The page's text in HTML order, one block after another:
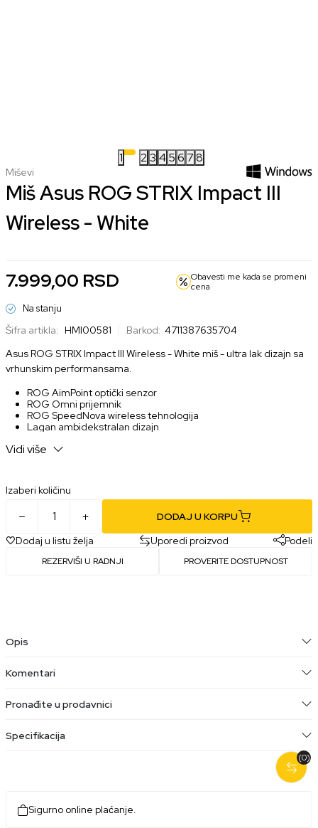
1 23 456 78
Miševi
Miš Asus ROG STRIX Impact III
Wireless - White
7.999,00 RSD
Obavesti me kada se promeni
cena
Na stanju
Šifra artikla: HMI00581 Barkod: 4711387635704
Asus ROG STRIX Impact III Wireless - White miš - ultra lak dizajn sa
vrhunskim performansama.
ROG AimPoint optički senzor
ROG Omni prijemnik
ROG SpeedNova wireless tehnologija
Lagan ambidekstralan dizajn
Vidi više
Izaberi količinu
DODAJ U KORPU
Dodaj u listu želja
Uporedi proizvod Podeli
REZERVIŠI U RADNJI PROVERITE DOSTUPNOST
(0)
Opis
Komentari
Pronađite u prodavnici
Specifikacija
Sigurno online plaćanje.